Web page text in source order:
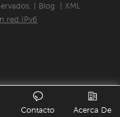
|
Blog
XML
red IPv6
Acerca De
Contacto